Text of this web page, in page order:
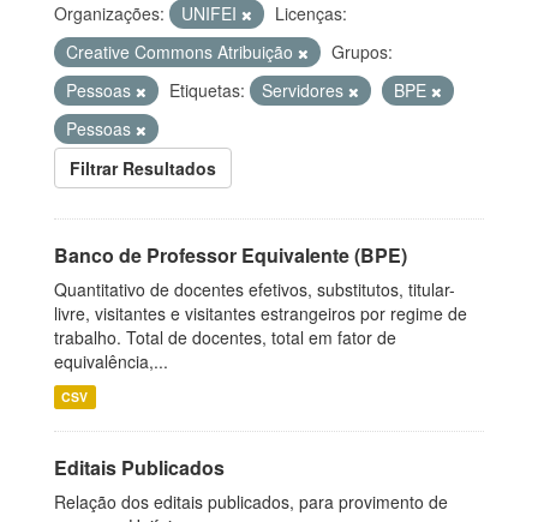
Organizações: UNIFEI
Licenças:
Creative Commons Atribuição
Grupos:
Pessoas
Etiquetas: Servidores
BPE
Pessoas
Filtrar Resultados
Banco de Professor Equivalente (BPE)
Quantitativo de docentes efetivos, substitutos, titular-
livre, visitantes e visitantes estrangeiros por regime de
trabalho. Total de docentes, total em fator de
equivalência,...
CSV
Editais Publicados
Relação dos editais publicados, para provimento de